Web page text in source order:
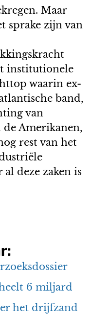
Maar
sprake zijn van
institutionele
waarin ex-
band,
van
de Amerikanen,
rest van het
deze zaken is
6 miljard
het drijfzand